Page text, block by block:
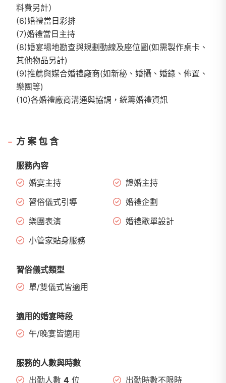
料費另計）
(6)婚禮當日彩排
(7)婚禮當日主持
(8)婚宴場地勘查與規劃動線及座位圖(如需製作桌卡、
其他物品另計)
(9)推薦與媒合婚禮廠商(如新秘、婚攝、婚錄、佈置、
樂團等)
(10)各婚禮廠商溝通與協調，統籌婚禮資訊
方案包含
服務內容
婚宴主持
證婚主持
習俗儀式引導
婚禮企劃
樂團表演
婚禮歌單設計
小管家貼身服務
習俗儀式類型
單/雙儀式皆適用
適用的婚宴時段
午/晚宴皆適用
服務的人數與時數
出勤人數 4 位 出勤時數不限時